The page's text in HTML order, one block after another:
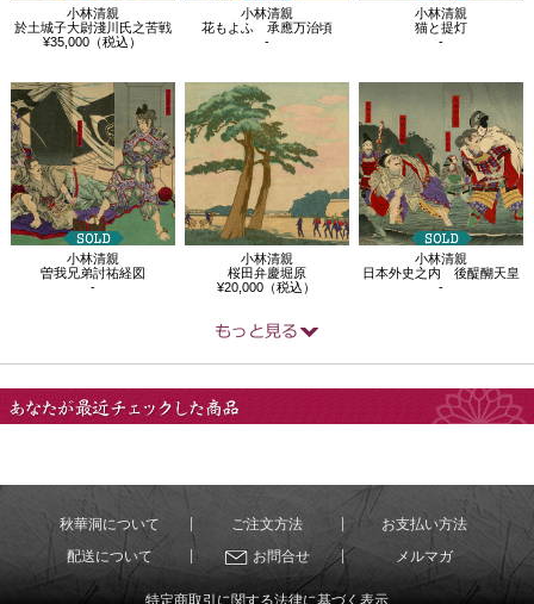
小林清親
於土城子大尉淺川氏之苦戦
¥35,000（税込）
小林清親
花もよふ 承應万治頃
-
小林清親
猫と提灯
-
小林清親
曽我兄弟討祐経図
-
小林清親
桜田弁慶堀原
¥20,000（税込）
小林清親
日本外史之内 後醍醐天皇
-
秋華洞について ご注文方法
お支払い方法
配送について
お問合せ メルマガ